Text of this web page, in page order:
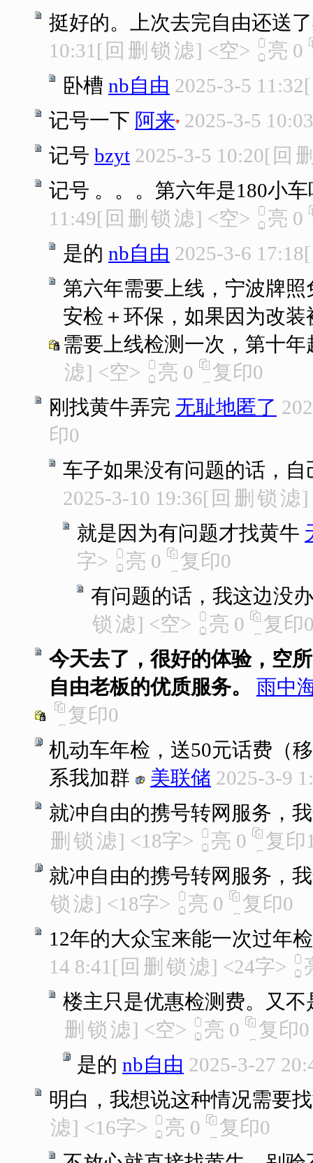
挺好的。上次去完自由还送
10:31 [ 回 删 锁 滤] <空> 亮 0
卧槽 nb自由 2025-3-5 11:32[
记号一下 阿来 2025-3-5 10:03
记号 bzyt 2025-3-5 10:20[ 回
记号 。。。第六年是180小
11:49[ 回 删 锁 滤] <空> 亮 0
是的 nb自由 2025-3-6 17:18[
第六年需要上线，宁波牌
安检＋环保，如果因为改
需要上线检测一次，第十年
滤] <空> 亮 0 复印0
刚找黄牛弄完 无耻地匿了
印0
车子如果没有问题的话，
2025-3-10 19:36[ 回 删 锁 滤]
就是因为有问题才找黄牛
字>
亮 0 复印0
有问题的话，我这边没
锁 滤] <空> 亮 0 复印
今天去了，很好的体验，空
自由老板的优质服务。
雨中
复印0
机动车年检，送50元话费（
系我加群
美联储 2025-3-9
就冲自由的携号转网服务，
删 锁 滤] <18字> 亮 0 复印
就冲自由的携号转网服务，
锁 滤] <18字> 亮 0 复印0
12年的大众宝来能一次过年
14 8:41 [ 回 删 锁 滤] <24字>
楼主只是优惠检测费。又不
删 锁 滤] <空> 亮 0 复印0
是的 nb自由 2025-3-27
明白，我想说这种情况需要
滤] <16字> 亮 0 复印0